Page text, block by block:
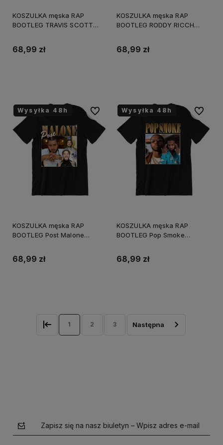
KOSZULKA męska RAP
BOOTLEG TRAVIS SCOTT
68,99 zł
KOSZULKA męska RAP
BOOTLEG RODDY RICCH
68,99 zł
Wysyłka 48h
Wysyłka 48h
KOSZULKA męska RAP
BOOTLEG Post Malone
68,99 zł
Do ulubionychWysyłka 48h
Wysyłka 48h
KOSZULKA męska RAP
BOOTLEG Pop Smoke
68,99 zł
Do
1 2 3
Zapisz się na nasz biuletyn – Wpisz adres e-mail